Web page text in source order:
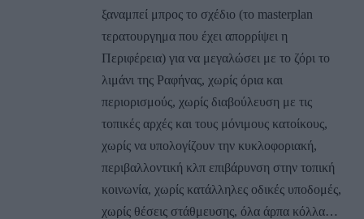
ξαναμπεί μπρος το σχέδιο (το masterplan
τερατουργημα που έχει απορρίψει η
Περιφέρεια) για να μεγαλώσει με το ζόρι το
λιμάνι της Ραφήνας, χωρίς όρια και
περιορισμούς, χωρίς διαβούλευση με τις
τοπικές αρχές και τους μόνιμους κατοίκους,
χωρίς να υπολογίζουν την κυκλοφοριακή,
περιβαλλοντική κλπ επιβάρυνση στην τοπική
κοινωνία, χωρίς κατάλληλες οδικές υποδομές,
χωρίς θέσεις στάθμευσης, όλα άρπα κόλλα…